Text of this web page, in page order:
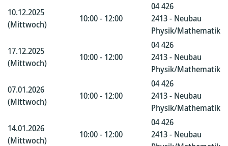
10.12.2025
(Mittwoch)
10:00 - 12:00
04 426
2413 - Neubau
Physik/Mathematik
17.12.2025
(Mittwoch)
10:00 - 12:00
04 426
2413 - Neubau
Physik/Mathematik
07.01.2026
(Mittwoch)
10:00 - 12:00
04 426
2413 - Neubau
Physik/Mathematik
14.01.2026
(Mittwoch)
10:00 - 12:00
04 426
2413 - Neubau